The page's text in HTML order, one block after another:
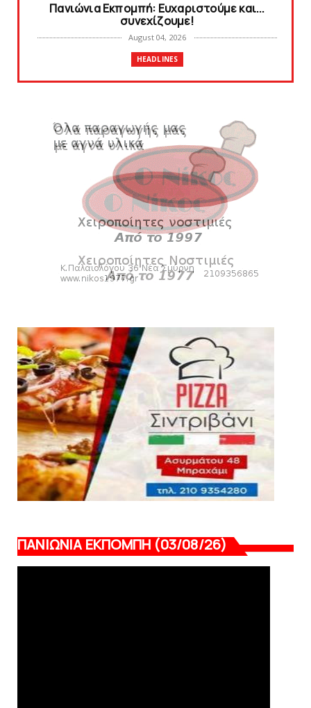
Πανιώνια Εκπομπή: Eυχαριστούμε και...
συνεχίζουμε!
August 04, 2026
HEADLINES
Θλίψη για τον χαμό του Γιώργου
SLIDE
Ξεκινά η ελεύθερη διάθεση των εισιτηρίων
διαρκείας του βόλεϊ...
August 04, 2026
HEADLINES
Kυανέρυθρη και επίσημα η Πάτερου
August 04, 2026
SLIDE
Πανιώνια Εκπομπή: Έπεσε η αυλαία της
ΕΠΙΚΑΙΡΟΤΗΤΑ
LIVE η Πανιώνια Εκπομπή!
August 03, 2026
ΠΑΝΙΩΝΙΑ ΕΚΠΟΜΠΗ (03/08/26)